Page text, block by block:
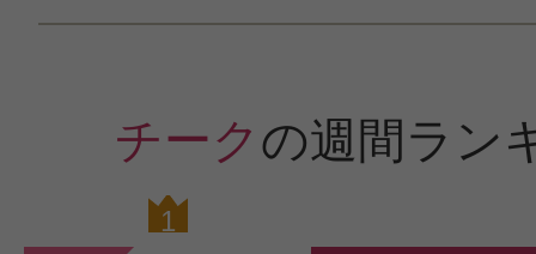
このコスメのレビューを書いて
クチコミを投稿する
CT会員様は、
チーク の週間ラン
1